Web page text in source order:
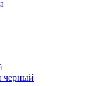
черный